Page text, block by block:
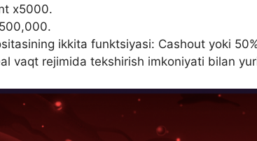
x5000.
ikkita funktsiyasi: Cashout yoki
vaqt rejimida tekshirish imkoniyati bilan